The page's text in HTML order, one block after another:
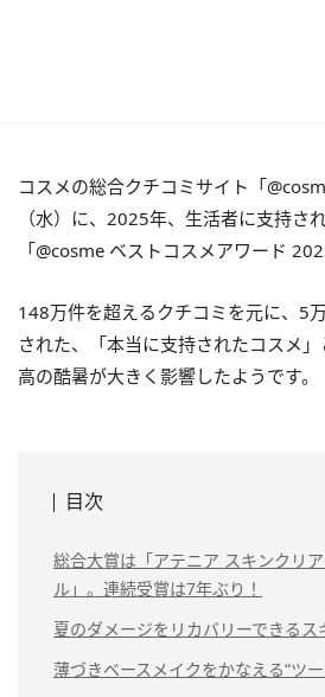
コスメの総合クチコミサイト「
（水）に、2025年、生活者に支持さ
「@cosme ベストコスメアワード
148万件を超えるクチコミを元に、5
された、「本当に支持されたコスメ
高の酷暑が大きく影響したようです。
目次
総合大賞は「アテニア スキンクリ
ル」。連続受賞は7年ぶり！
夏のダメージをリカバリーできるス
薄づきベースメイクをかなえる“ツー